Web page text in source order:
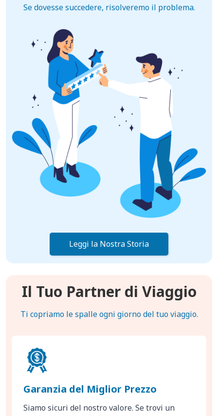
Se dovesse succedere, risolveremo il problema.
Leggi la Nostra Storia
Il Tuo Partner di Viaggio
Ti copriamo le spalle ogni giorno del tuo viaggio.
Garanzia del Miglior Prezzo
Siamo sicuri del nostro valore. Se trovi un